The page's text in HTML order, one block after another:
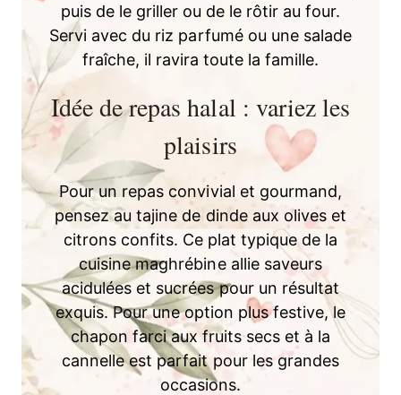
puis de le griller ou de le rôtir au four.
Servi avec du riz parfumé ou une salade
fraîche, il ravira toute la famille.
Idée de repas halal : variez les
plaisirs
Pour un repas convivial et gourmand,
pensez au tajine de dinde aux olives et
citrons confits. Ce plat typique de la
cuisine maghrébine allie saveurs
acidulées et sucrées pour un résultat
exquis. Pour une option plus festive, le
chapon farci aux fruits secs et à la
cannelle est parfait pour les grandes
occasions.